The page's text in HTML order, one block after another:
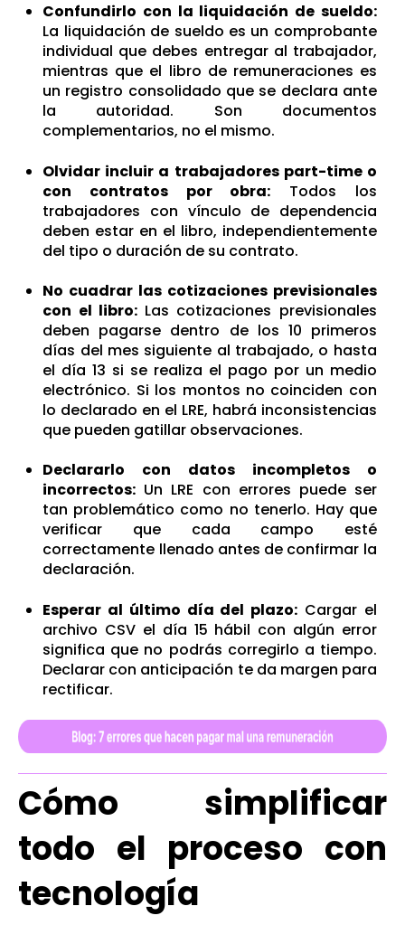
Confundirlo con la liquidación de sueldo:
La liquidación de sueldo es un comprobante
individual que debes entregar al trabajador,
mientras que el libro de remuneraciones es
un registro consolidado que se declara ante
la autoridad. Son documentos
complementarios, no el mismo.
Olvidar incluir a trabajadores part-time o
con contratos por obra: Todos los
trabajadores con vínculo de dependencia
deben estar en el libro, independientemente
del tipo o duración de su contrato.
No cuadrar las cotizaciones previsionales
con el libro:Las cotizaciones previsionales
deben pagarse dentro de los 10 primeros
días del mes siguiente al trabajado, o hasta
el día 13 si se realiza el pago por un medio
electrónico. Si los montos no coinciden con
lo declarado en el LRE, habrá inconsistencias
que pueden gatillar observaciones.
Declararlo con datos incompletos o
incorrectos: Un LRE con errores puede ser
tan problemático como no tenerlo. Hay que
verificar que cada campo esté
correctamente llenado antes de confirmar la
declaración.
Esperar al último día del plazo: Cargar el
archivo CSV el día 15 hábil con algún error
significa que no podrás corregirlo a tiempo.
Declarar con anticipación te da margen para
rectificar.
Cómo simplificar
todo el proceso con
tecnología